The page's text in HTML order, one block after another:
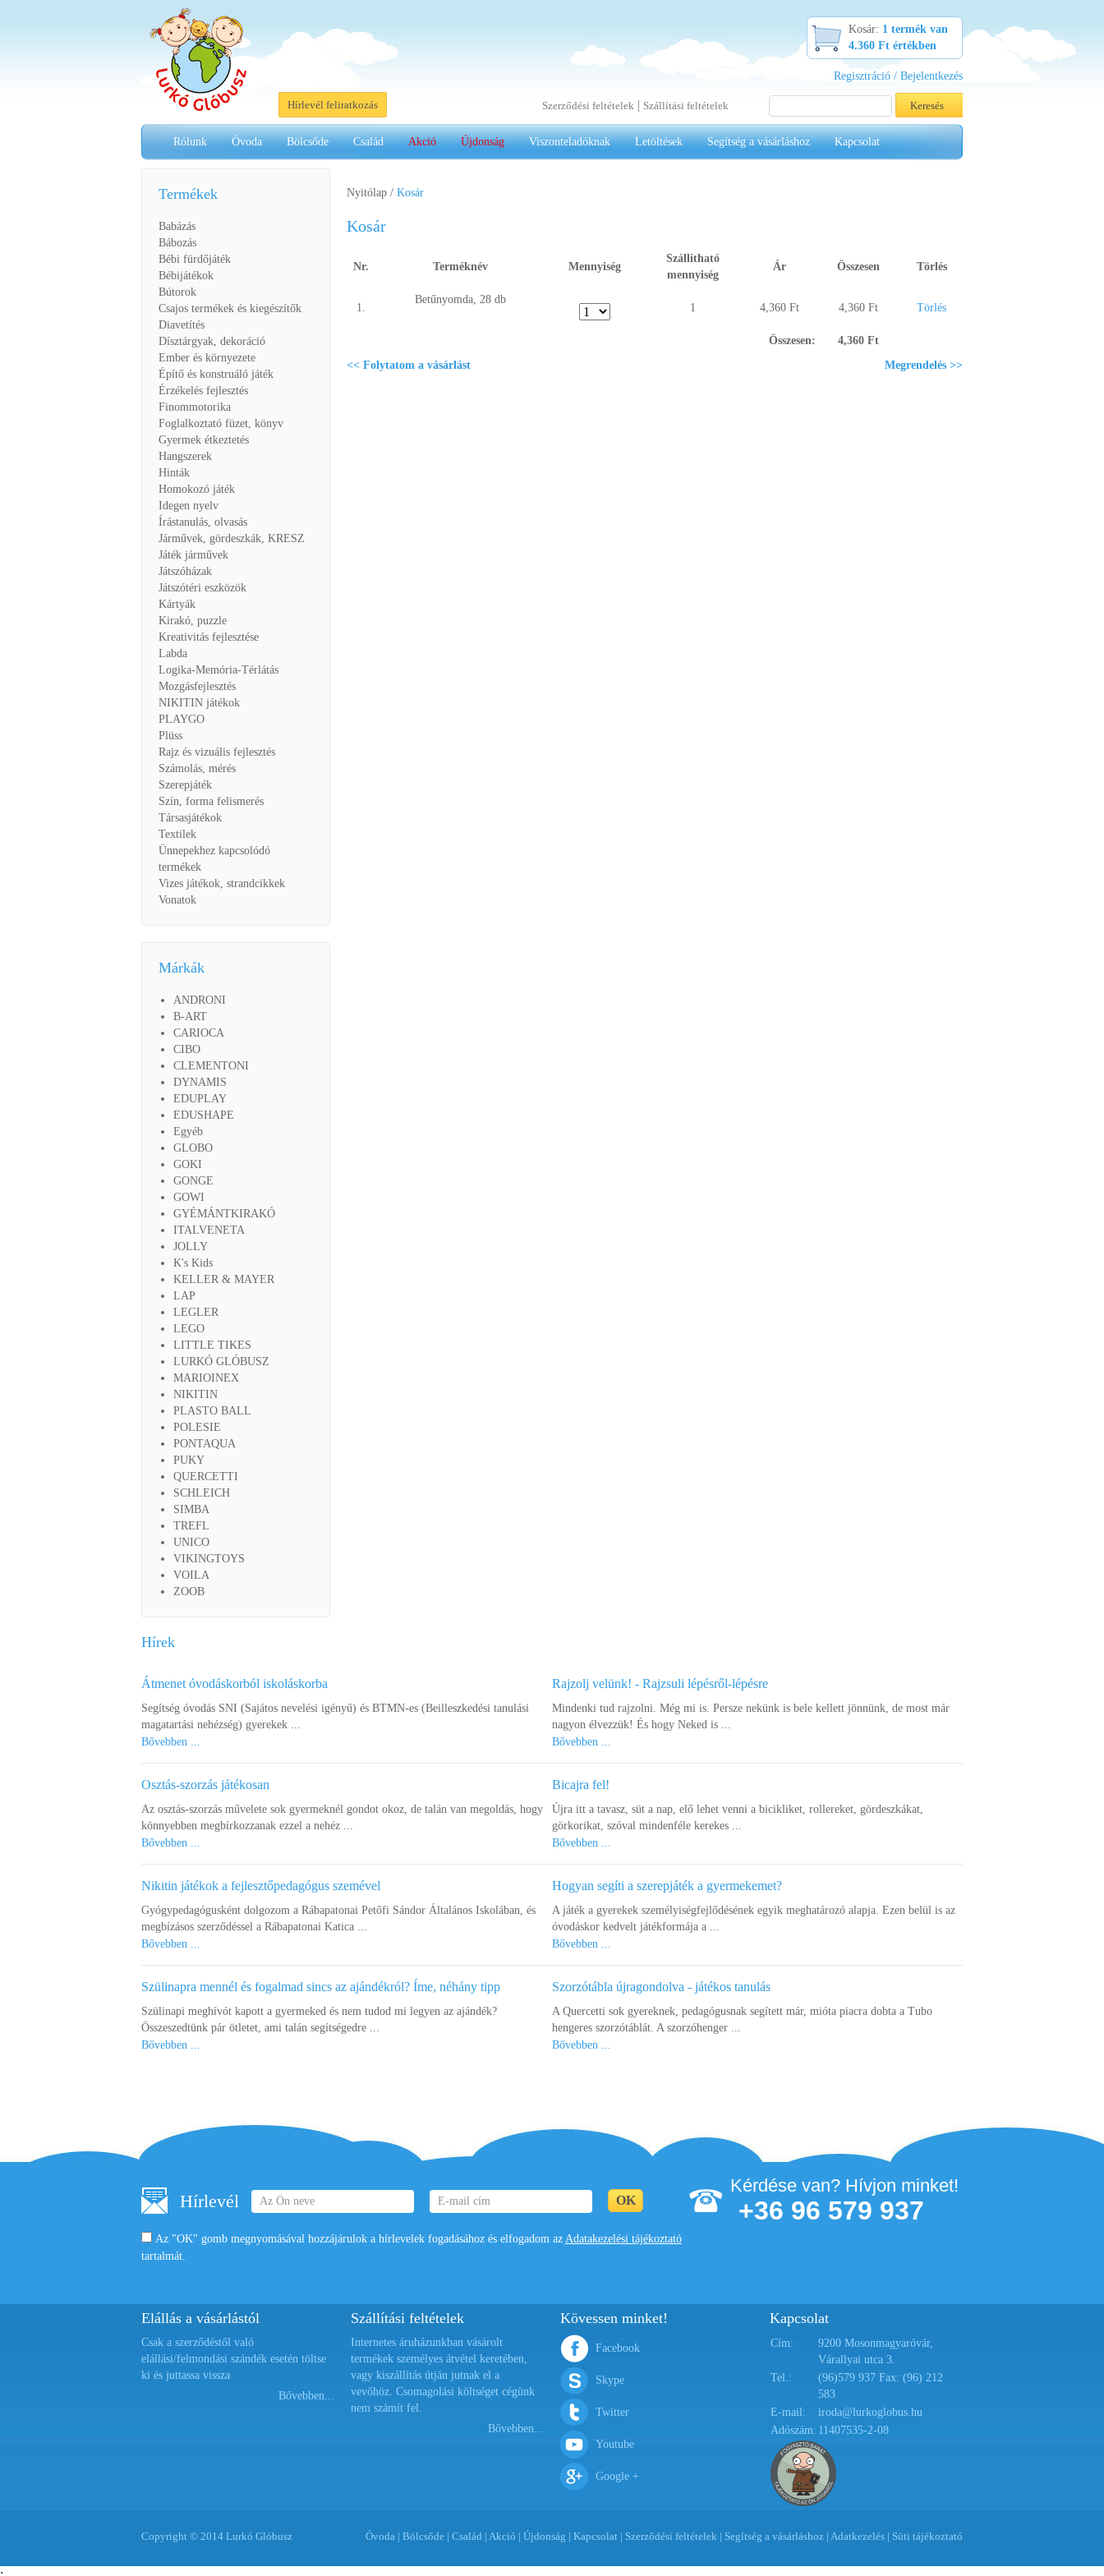
Kosár: 1 termék van
4.360 Ft értékben
Regisztráció / Bejelentkezés
Hírlevél feliratkozás Szerződési feltételek | Szállítási feltételek
Rólunk Óvoda Bölcsőde Család Akció Újdonság Viszonteladóknak Letöltések Segítség a vásárláshoz Kapcsolat
Termékek
Babázás
Bábozás
Bébi fürdőjáték
Bébijátékok
Bútorok
Csajos termékek és kiegészítők
Diavetítés
Dísztárgyak, dekoráció
Ember és környezete
Építő és konstruáló játék
Érzékelés fejlesztés
Finommotorika
Foglalkoztató füzet, könyv
Gyermek étkeztetés
Hangszerek
Hinták
Homokozó játék
Idegen nyelv
Írástanulás, olvasás
Járművek, gördeszkák, KRESZ
Játék járművek
Játszóházak
Játszótéri eszközök
Kártyák
Kirakó, puzzle
Kreativitás fejlesztése
Labda
Logika-Memória-Térlátás
Mozgásfejlesztés
NIKITIN játékok
PLAYGO
Plüss
Rajz és vizuális fejlesztés
Számolás, mérés
Szerepjáték
Szín, forma felismerés
Társasjátékok
Textilek
Ünnepekhez kapcsolódó
termékek
Vizes játékok, strandcikkek
Vonatok
Márkák
ANDRONI
B-ART
CARIOCA
CIBO
CLEMENTONI
DYNAMIS
EDUPLAY
EDUSHAPE
Egyéb
GLOBO
GOKI
GONGE
GOWI
GYÉMÁNTKIRAKÓ
ITALVENETA
JOLLY
K's Kids
KELLER & MAYER
LAP
LEGLER
LEGO
LITTLE TIKES
LURKÓ GLÓBUSZ
MARIOINEX
NIKITIN
PLASTO BALL
POLESIE
PONTAQUA
PUKY
QUERCETTI
SCHLEICH
SIMBA
TREFL
UNICO
VIKINGTOYS
VOILA
ZOOB
Nyitólap / Kosár
Kosár
Nr. Terméknév Mennyiség
Szállítható
mennyiség
Ár Összesen Törlés
1.
Betűnyomda, 28 db
1 4,360 Ft 4,360 Ft Törlés
Összesen:
4,360 Ft
<< Folytatom a vásárlást
Megrendelés >>
Hírek
Átmenet óvodáskorból iskoláskorba
Segítség óvodás SNI (Sajátos nevelési igényű) és BTMN-es (Beilleszkedési tanulási
magatartási nehézség) gyerekek ...
Bővebben ...
Osztás-szorzás játékosan
Az osztás-szorzás művelete sok gyermeknél gondot okoz, de talán van megoldás, hogy
könnyebben megbírkozzanak ezzel a nehéz ...
Bővebben ...
Nikitin játékok a fejlesztőpedagógus szemével
Gyógypedagógusként dolgozom a Rábapatonai Petőfi Sándor Általános Iskolában, és
megbízásos szerződéssel a Rábapatonai Katica ...
Bővebben ...
Szülinapra mennél és fogalmad sincs az ajándékról? Íme, néhány tipp
Szülinapi meghívót kapott a gyermeked és nem tudod mi legyen az ajándék?
Összeszedtünk pár ötletet, ami talán segítségedre ...
Bővebben ...
Rajzolj velünk! - Rajzsuli lépésről-lépésre
Mindenki tud rajzolni. Még mi is. Persze nekünk is bele kellett jönnünk, de most már
nagyon élvezzük! És hogy Neked is ...
Bővebben ...
Bicajra fel!
Újra itt a tavasz, süt a nap, elő lehet venni a bicikliket, rollereket, gördeszkákat,
görkorikat, szóval mindenféle kerekes ...
Bővebben ...
Hogyan segíti a szerepjáték a gyermekemet?
A játék a gyerekek személyiségfejlődésének egyik meghatározó alapja. Ezen belül is az
óvodáskor kedvelt játékformája a ...
Bővebben ...
Szorzótábla újragondolva - játékos tanulás
A Quercetti sok gyereknek, pedagógusnak segített már, mióta piacra dobta a Tubo
hengeres szorzótáblát. A szorzóhenger ...
Bővebben ...
Hírlevél
Az "OK" gomb megnyomásával hozzájárulok a hírlevelek fogadásához és elfogadom az Adatakezelési tájékoztató
tartalmát.
Kérdése van? Hívjon minket!
+36 96 579 937
Elállás a vásárlástól
Csak a szerződéstől való
elállási/felmondási szándék esetén töltse
ki és juttassa vissza
Bővebben...
Szállítási feltételek
Internetes áruházunkban vásárolt
termékek személyes átvétel keretében,
vagy kiszállítás útján jutnak el a
vevőhöz. Csomagolási költséget cégünk
nem számít fel.
Bővebben...
Kövessen minket!
Facebook
Skype
Twitter
Youtube
Google +
Kapcsolat
Cím:
9200 Mosonmagyaróvár,
Várallyai utca 3.
Tel.:
(96)579 937 Fax: (96) 212
583
E-mail:
iroda@lurkoglobus.hu
Adószám: 11407535-2-08
Copyright © 2014 Lurkó Glóbusz Óvoda | Bölcsőde | Család | Akció | Újdonság | Kapcsolat | Szerződési feltételek | Segítség a vásárláshoz | Adatkezelés | Süti tájékoztató